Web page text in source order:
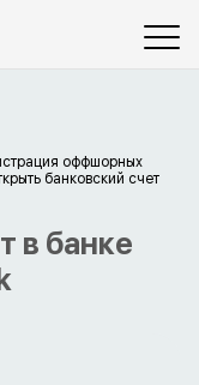
оффшорных
банковский счет
в банке